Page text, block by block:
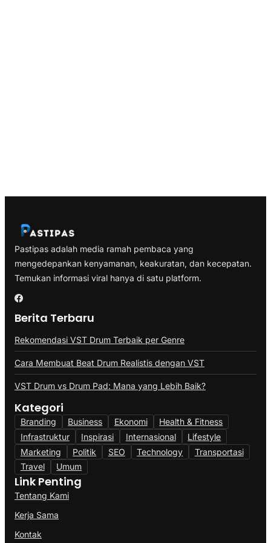
Pastipas adalah media ramah pembaca yang
mengedepankan kenyamanan, keakuratan, dan kecepatan.
Temukan informasi viral hanya di satu platform.
Berita Terbaru
Rekomendasi VST Drum Terbaik per Genre
Cara Membuat Beat Drum Realistis dengan VST
VST Drum vs Drum Pad: Mana yang Lebih Baik?
Kategori
Branding Business Ekonomi
Health & Fitness
Infrastruktur
Inspirasi Internasional
Lifestyle
Marketing
Politik SEO Technology
Transportasi
Travel
Umum
Link Penting
Tentang Kami
Kerja Sama
Kontak